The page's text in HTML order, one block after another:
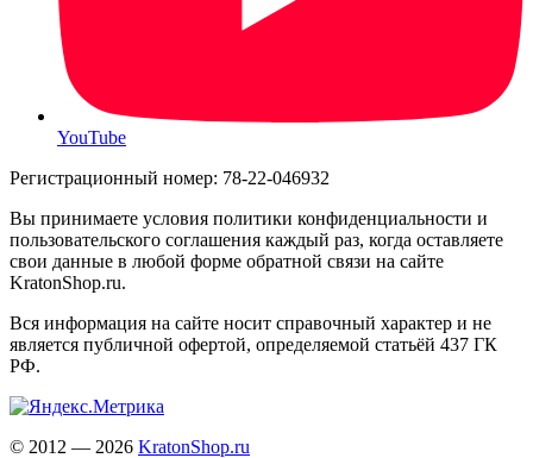
YouTube
Регистрационный номер: 78-22-046932
Вы принимаете условия политики конфиденциальности и
пользовательского соглашения каждый раз, когда оставляете
свои данные в любой форме обратной связи на сайте
KratonShop.ru.
Вся информация на сайте носит справочный характер и не
является публичной офертой, определяемой статьёй 437 ГК
РФ.
© 2012 — 2026 KratonShop.ru